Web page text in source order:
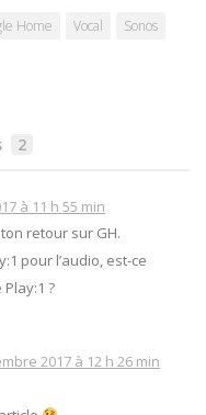
Home Vocal Sonos
2
à 11 h 55 min
retour sur GH.
pour l’audio, est-ce
?
2017 à 12 h 26 min